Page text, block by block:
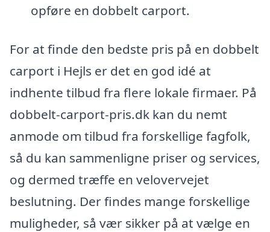
opføre en dobbelt carport.
For at finde den bedste pris på en dobbelt
carport i Hejls er det en god idé at
indhente tilbud fra flere lokale firmaer. På
dobbelt-carport-pris.dk kan du nemt
anmode om tilbud fra forskellige fagfolk,
så du kan sammenligne priser og services,
og dermed træffe en velovervejet
beslutning. Der findes mange forskellige
muligheder, så vær sikker på at vælge en